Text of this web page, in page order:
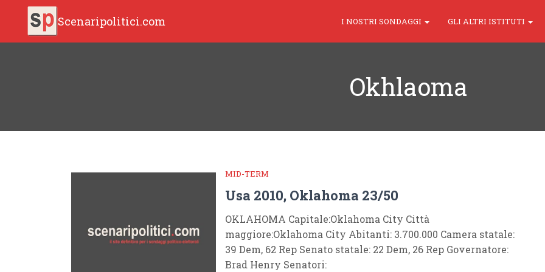
Scenaripolitici.com I NOSTRI SONDAGGI GLI ALTRI ISTITUTI
Okhlaoma
MID-TERM
Usa 2010, Oklahoma 23/50
OKLAHOMA Capitale:Oklahoma City Città
maggiore:Oklahoma City Abitanti: 3.700.000 Camera statale:
39 Dem, 62 Rep Senato statale: 22 Dem, 26 Rep Governatore:
Brad Henry Senatori: